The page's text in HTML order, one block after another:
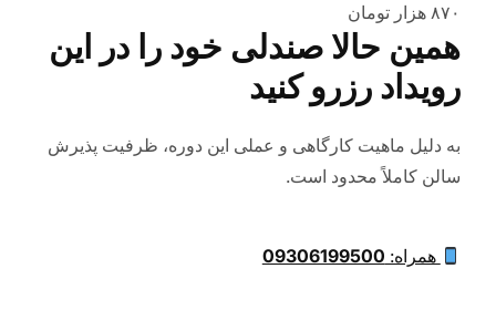
۸۷۰ هزار تومان
همین حالا صندلی خود را در این
رویداد رزرو کنید
به دلیل ماهیت کارگاهی و عملی این دوره، ظرفیت پذیرش
سالن کاملاً محدود است.
همراه: 09306199500